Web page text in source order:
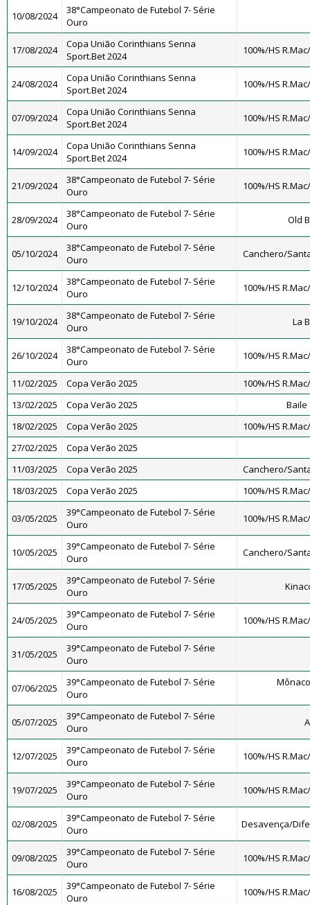
10/08/2024
38°Campeonato de Futebol 7- Série
Ouro
17/08/2024
Copa União Corinthians Senna
Sport.Bet 2024
100%/HS
24/08/2024
Copa União Corinthians Senna
Sport.Bet 2024
100%/HS
07/09/2024
Copa União Corinthians Senna
Sport.Bet 2024
100%/HS
14/09/2024
Copa União Corinthians Senna
Sport.Bet 2024
100%/HS
21/09/2024
38°Campeonato de Futebol 7- Série
Ouro
100%/HS
28/09/2024
38°Campeonato de Futebol 7- Série
Ouro
Old
05/10/2024
38°Campeonato de Futebol 7- Série
Ouro
Canchero/
12/10/2024
38°Campeonato de Futebol 7- Série
Ouro
100%/HS
19/10/2024
38°Campeonato de Futebol 7- Série
Ouro
La
26/10/2024
38°Campeonato de Futebol 7- Série
Ouro
100%/HS
11/02/2025 Copa Verão 2025
100%/HS
13/02/2025
Copa Verão 2025
Baile
18/02/2025
Copa Verão 2025
100%/HS
27/02/2025
Copa Verão 2025
11/03/2025
Copa Verão 2025
Canchero/
18/03/2025
Copa Verão 2025 100%/HS
03/05/2025
39°Campeonato de Futebol 7- Série
Ouro
100%/HS
10/05/2025
39°Campeonato de Futebol 7- Série
Ouro
Canchero/
17/05/2025
39°Campeonato de Futebol 7- Série
Ouro
24/05/2025
39°Campeonato de Futebol 7- Série
Ouro
100%/HS
31/05/2025
39°Campeonato de Futebol 7- Série
Ouro
07/06/2025
39°Campeonato de Futebol 7- Série
Ouro
05/07/2025
39°Campeonato de Futebol 7- Série
Ouro
12/07/2025
39°Campeonato de Futebol 7- Série
Ouro
100%/HS
19/07/2025
39°Campeonato de Futebol 7- Série
Ouro
100%/HS
02/08/2025
39°Campeonato de Futebol 7- Série
Ouro
Desavença/
09/08/2025
39°Campeonato de Futebol 7- Série
Ouro
100%/HS
16/08/2025
39°Campeonato de Futebol 7- Série
Ouro
100%/HS